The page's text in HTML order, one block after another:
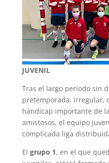
JUVENIL
Tras el largo periodo sin
pretemporada, irregular,
hándicap importante de
amistosos, el equipo
complicada liga
El grupo 1, en el que